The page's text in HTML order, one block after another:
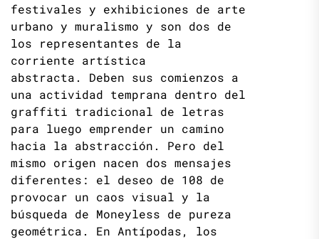
festivales y exhibiciones de arte
urbano y muralismo y son dos de
los representantes de la
corriente artística
abstracta. Deben sus comienzos a
una actividad temprana dentro del
graffiti tradicional de letras
para luego emprender un camino
hacia la abstracción. Pero del
mismo origen nacen dos mensajes
diferentes: el deseo de 108 de
provocar un caos visual y la
búsqueda de Moneyless de pureza
geométrica. En Antípodas, los